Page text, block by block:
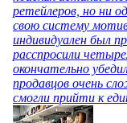
ретейлеров, но ни
свою систему
индивидуален был
расспросили
окончательно
продавцов очень
смогли прийти к